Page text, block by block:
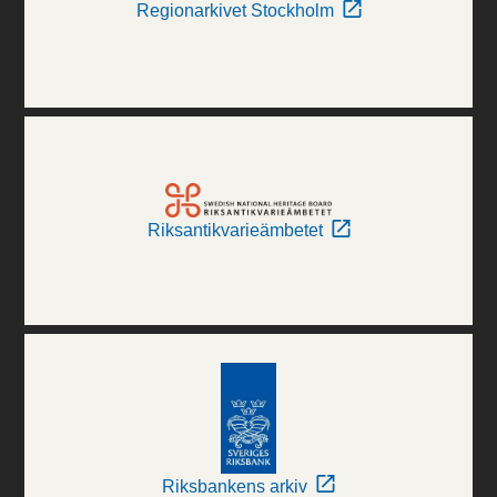
Regionarkivet Stockholm
Riksantikvarieämbetet
Riksbankens arkiv